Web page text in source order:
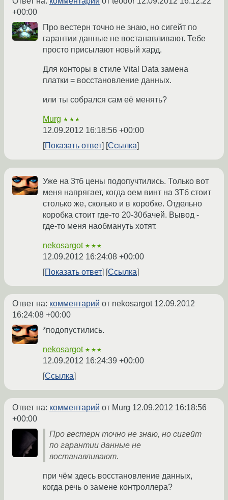
+00:00
Про вестерн точно не знаю, но сигейт по
гарантии данные не востанавливают. Тебе
просто присылают новый хард.
Для конторы в стиле Vital Data замена
платки = восстановление данных.
или ты собрался сам её менять?
Murg ★★★
12.09.2012 16:18:56 +00:00
Показать ответ
Ссылка
Уже на 3тб цены подопучтились. Только вот
меня напрягает, когда оем винт на 3Тб стоит
столько же, сколько и в коробке. Отдельно
коробка стоит где-то 20-30бачей. Вывод -
где-то меня наобмануть хотят.
nekosargot ★★★
12.09.2012 16:24:08 +00:00
Показать ответ
Ссылка
Ответ на: комментарий от nekosargot 12.09.2012
16:24:08 +00:00
*подопустились.
nekosargot ★★★
12.09.2012 16:24:39 +00:00
Ссылка
Ответ на: комментарий от Murg 12.09.2012 16:18:56
+00:00
Про вестерн точно не знаю, но сигейт
по гарантии данные не
востанавливают.
при чём здесь восстановление данных,
когда речь о замене контроллера?